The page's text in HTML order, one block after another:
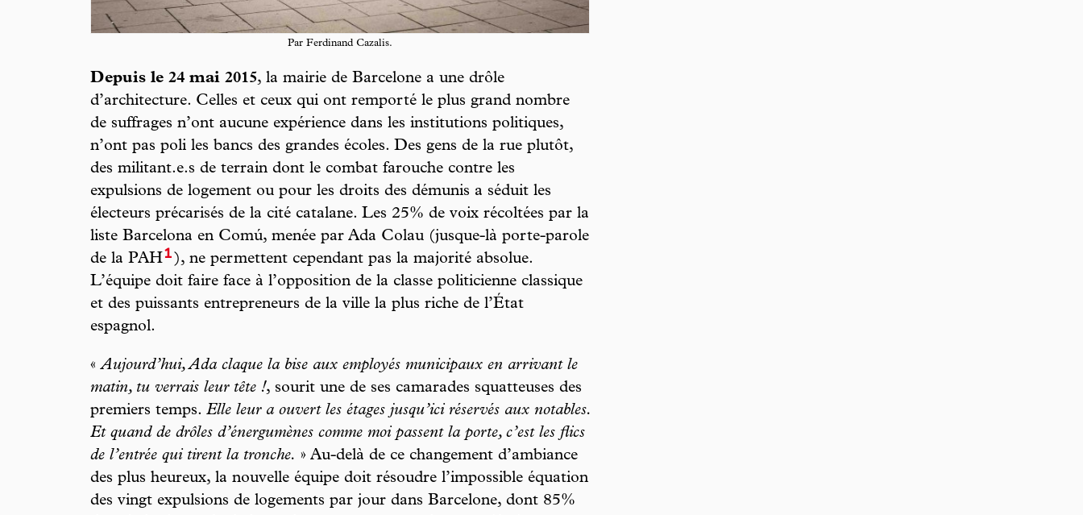
Par Ferdinand Cazalis.
Depuis le 24 mai 2015, la mairie de Barcelone a une drôle
d’architecture. Celles et ceux qui ont remporté le plus grand nombre
de suffrages n’ont aucune expérience dans les institutions politiques,
n’ont pas poli les bancs des grandes écoles. Des gens de la rue plutôt,
des militant.e.s de terrain dont le combat farouche contre les
expulsions de logement ou pour les droits des démunis a séduit les
électeurs précarisés de la cité catalane. Les 25% de voix récoltées par la
liste Barcelona en Comú, menée par Ada Colau (jusque-là porte-parole
de la PAH1 ), ne permettent cependant pas la majorité absolue.
L’équipe doit faire face à l’opposition de la classe politicienne classique
et des puissants entrepreneurs de la ville la plus riche de l’État
espagnol.
«Aujourd’hui, Ada claque la bise aux employés municipaux en arrivant le
matin, tu verrais leur tête !, sourit une de ses camarades squatteuses des
premiers temps. Elle leur a ouvert les étages jusqu’ici réservés aux notables.
Et quand de drôles d’énergumènes comme moi passent la porte, c’est les flics
de l’entrée qui tirent la tronche. » Au-delà de ce changement d’ambiance
des plus heureux, la nouvelle équipe doit résoudre l’impossible équation
des vingt expulsions de logements par jour dans Barcelone, dont 85%